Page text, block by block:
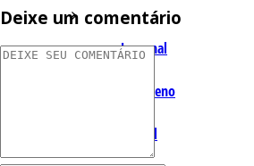
Lemonal
Limoneno
Linalol
Deixe um comentário